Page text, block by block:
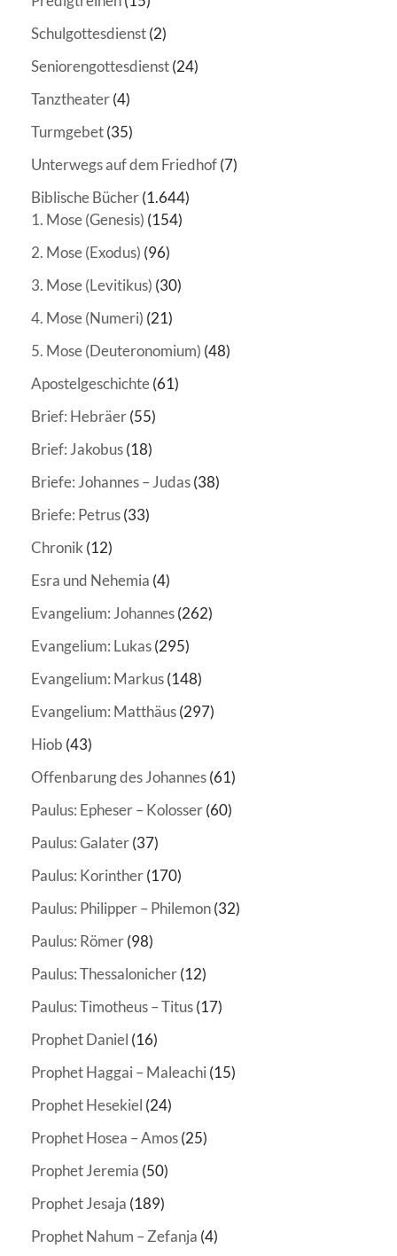
Schulgottesdienst(2)
Seniorengottesdienst(24)
Tanztheater(4)
Turmgebet(35)
Unterwegs auf dem Friedhof(7)
Biblische Bücher(1.644)
1. Mose (Genesis) (154)
2. Mose (Exodus) (96)
3. Mose (Levitikus) (30)
4. Mose (Numeri) (21)
5. Mose (Deuteronomium) (48)
Apostelgeschichte(61)
Brief: Hebräer(55)
Brief: Jakobus(18)
Briefe: Johannes – Judas(38)
Briefe: Petrus(33)
Chronik (12)
Esra und Nehemia (4)
Evangelium: Johannes(262)
Evangelium: Lukas(295)
Evangelium: Markus(148)
Evangelium: Matthäus(297)
Hiob (43)
Offenbarung des Johannes(61)
Paulus: Epheser – Kolosser(60)
Paulus: Galater(37)
Paulus: Korinther(170)
Paulus: Philipper – Philemon(32)
Paulus: Römer(98)
Paulus: Thessalonicher(12)
Paulus: Timotheus – Titus(17)
Prophet Daniel (16)
Prophet Haggai – Maleachi (15)
Prophet Hesekiel (24)
Prophet Hosea – Amos(25)
Prophet Jeremia (50)
Prophet Jesaja (189)
Prophet Nahum – Zefanja (4)